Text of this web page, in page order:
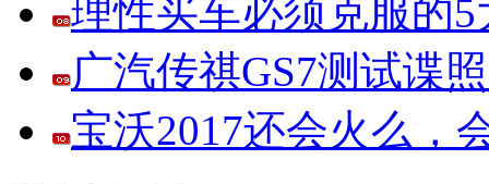
理性买车必须克服的5
广汽传祺GS7测试谍
宝沃2017还会火么，